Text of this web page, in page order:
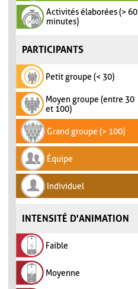
Activités élaborées (> 60
minutes)
PARTICIPANTS
Petit groupe (< 30)
Moyen groupe (entre 30
et 100)
Grand groupe (> 100)
Équipe
Individuel
INTENSITÉ D'ANIMATION
Faible
Moyenne